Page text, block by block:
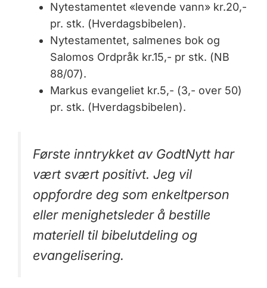
Nytestamentet «levende vann» kr.20,-
pr. stk. (Hverdagsbibelen).
Nytestamentet, salmenes bok og
Salomos Ordpråk kr.15,- pr stk. (NB
88/07).
Markus evangeliet kr.5,- (3,- over 50)
pr. stk. (Hverdagsbibelen).
Første inntrykket av GodtNytt har
vært svært positivt. Jeg vil
oppfordre deg som enkeltperson
eller menighetsleder å bestille
materiell til bibelutdeling og
evangelisering.